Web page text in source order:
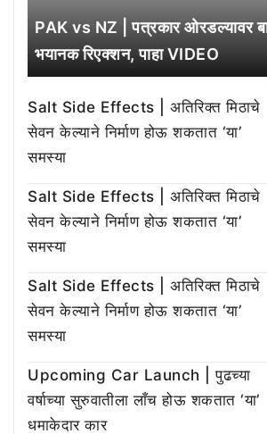
PAK vs NZ | पत्रकार ओरडल्यावर
भयानक रिएक्शन, पाहा VIDEO
Salt Side Effects | अतिरिक्त मिठाचे
सेवन केल्याने निर्माण होऊ शकतात ‘या’
समस्या
Salt Side Effects | अतिरिक्त मिठाचे
सेवन केल्याने निर्माण होऊ शकतात ‘या’
समस्या
Salt Side Effects | अतिरिक्त मिठाचे
सेवन केल्याने निर्माण होऊ शकतात ‘या’
समस्या
Upcoming Car Launch | पुढच्या
वर्षाच्या सुरुवातीला लाँच होऊ शकतात ‘या’
धमाकेदार कार